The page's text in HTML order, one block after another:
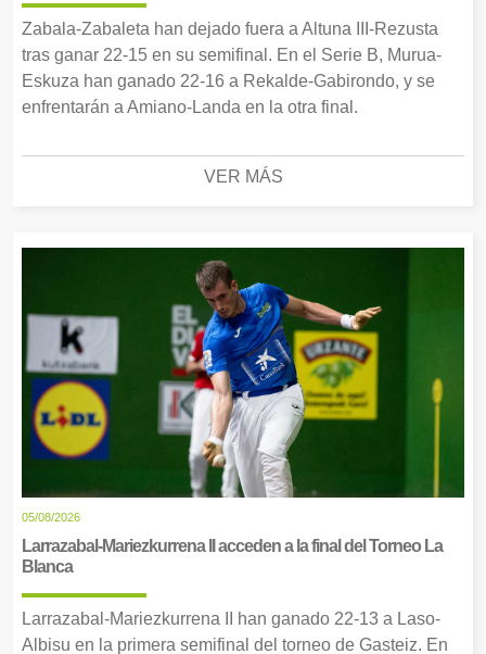
Zabala-Zabaleta han dejado fuera a Altuna III-Rezusta
tras ganar 22-15 en su semifinal. En el Serie B, Murua-
Eskuza han ganado 22-16 a Rekalde-Gabirondo, y se
enfrentarán a Amiano-Landa en la otra final.
VER MÁS
05/08/2026
Larrazabal-Mariezkurrena II acceden a la final del Torneo La
Blanca
Larrazabal-Mariezkurrena II han ganado 22-13 a Laso-
Albisu en la primera semifinal del torneo de Gasteiz. En